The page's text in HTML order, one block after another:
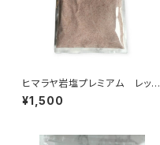
ヒマラヤ岩塩プレミアム レッド
ピンク〈グレイン〉1kg
¥1,500